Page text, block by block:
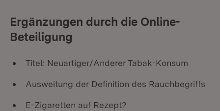
Ergänzungen durch die Online-
Beteiligung
Titel: Neuartiger/Anderer Tabak-Konsum
Ausweitung der Definition des Rauchbegriffs
E-Zigaretten auf Rezept?